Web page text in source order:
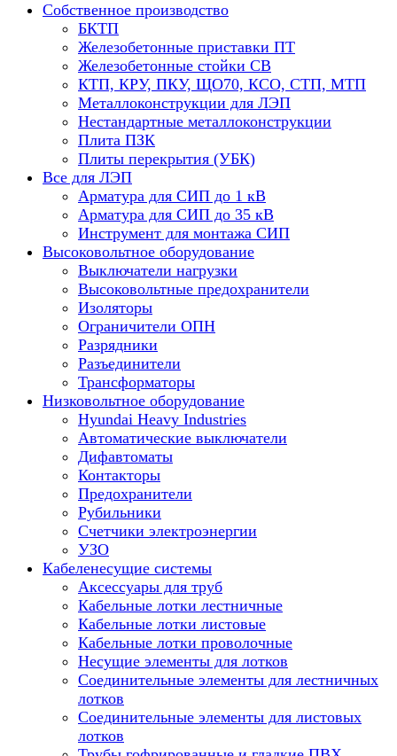
Собственное производство
БКТП
Железобетонные приставки ПТ
Железобетонные стойки СВ
КТП, КРУ, ПКУ, ЩО70, КСО, СТП, МТП
Металлоконструкции для ЛЭП
Нестандартные металлоконструкции
Плита ПЗК
Плиты перекрытия (УБК)
Все для ЛЭП
Арматура для СИП до 1 кВ
Арматура для СИП до 35 кВ
Инструмент для монтажа СИП
Высоковольтное оборудование
Выключатели нагрузки
Высоковольтные предохранители
Изоляторы
Ограничители ОПН
Разрядники
Разъединители
Трансформаторы
Низковольтное оборудование
Hyundai Heavy Industries
Автоматические выключатели
Дифавтоматы
Контакторы
Предохранители
Рубильники
Счетчики электроэнергии
УЗО
Кабеленесущие системы
Аксессуары для труб
Кабельные лотки лестничные
Кабельные лотки листовые
Кабельные лотки проволочные
Несущие элементы для лотков
Соединительные элементы для лестничных
лотков
Соединительные элементы для листовых
лотков